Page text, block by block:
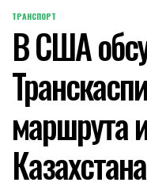
POSTED
IN
ТРАНСПОРТ
В США
маршрута
Казахстана